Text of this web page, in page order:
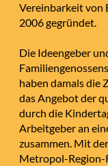
Vereinbarkeit von
2006 gegründet.
Die Ideengeber
haben damals die
das Angebot der
durch die
Arbeitgeber an
zusammen. Mit
Metropol-Region-